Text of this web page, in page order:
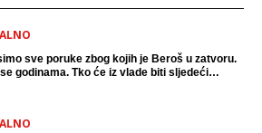
sve poruke zbog kojih je Beroš u zatvoru.
godinama. Tko će iz vlade biti sljedeći